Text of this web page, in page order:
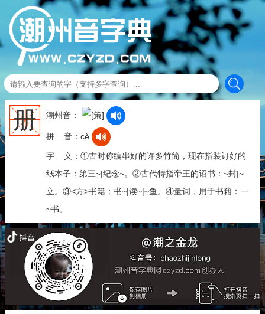
册 潮州音：
拼 音：cè
字 义：①古时称编串好的许多竹简，现在指装订好的
纸本子：第三~|纪念~。②古代特指帝王的诏书：~封|~
立。③<方>书籍：书~|读~|~鱼。④量词，用于书籍：一
~书。